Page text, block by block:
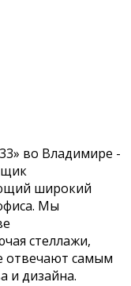
во Владимире -
широкий
Мы
стеллажи,
отвечают самым
и дизайна.